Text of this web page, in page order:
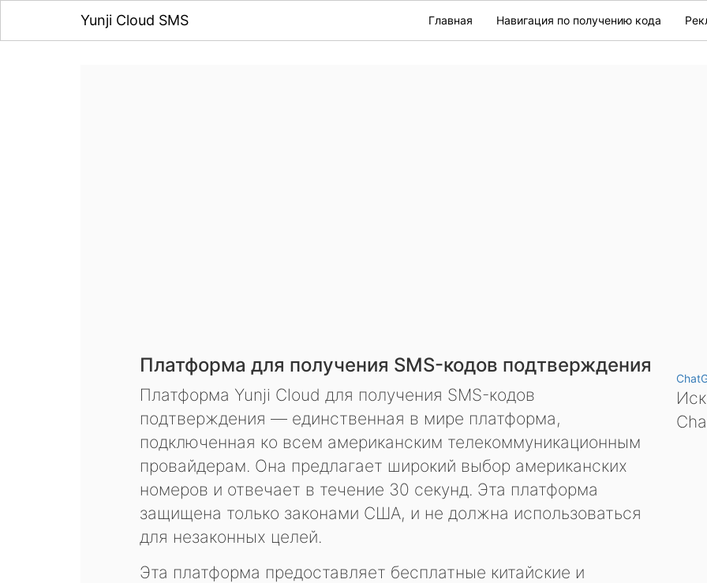
Yunji Cloud SMS Главная Навигация по получению кода
Платформа для получения SMS-кодов подтверждения
Платформа Yunji Cloud для получения SMS-кодов
подтверждения — единственная в мире платформа,
подключенная ко всем американским телекоммуникационным
провайдерам. Она предлагает широкий выбор американских
номеров и отвечает в течение 30 секунд. Эта платформа
защищена только законами США, и не должна использоваться
для незаконных целей.
Эта платформа предоставляет бесплатные китайские и